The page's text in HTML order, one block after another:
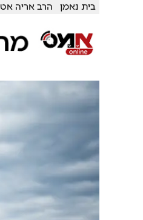
בית נאמן הרב אריה